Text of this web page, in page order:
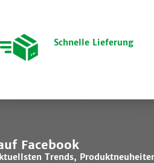
Schnelle Lieferung
Facebook
Trends,